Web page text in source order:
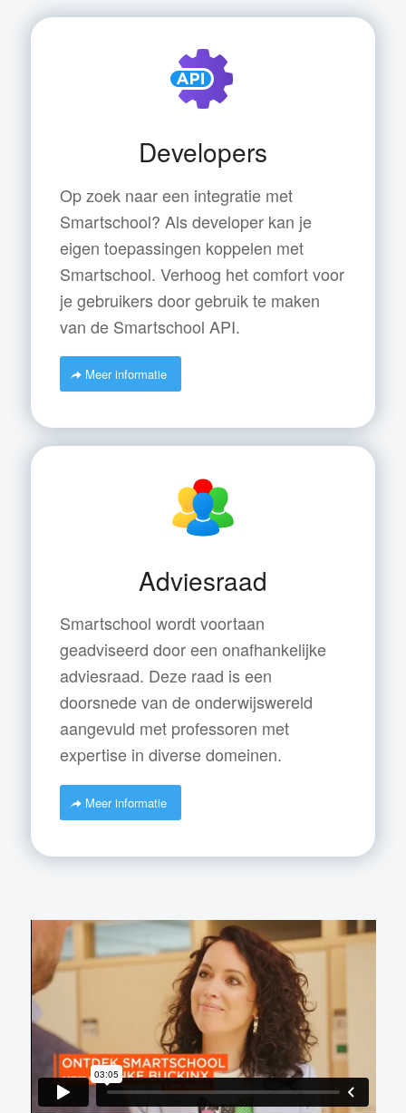
Developers
Op zoek naar een integratie met
Smartschool? Als developer kan je
eigen toepassingen koppelen met
Smartschool. Verhoog het comfort voor
je gebruikers door gebruik te maken
van de Smartschool API.
Meer informatie
Adviesraad
Smartschool wordt voortaan
geadviseerd door een onafhankelijke
adviesraad. Deze raad is een
doorsnede van de onderwijswereld
aangevuld met professoren met
expertise in diverse domeinen.
Meer informatie